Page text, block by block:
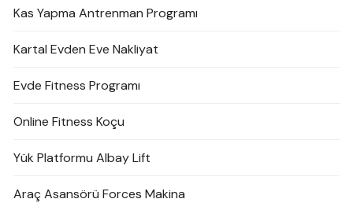
Kas Yapma Antrenman Programı
Kartal Evden Eve Nakliyat
Evde Fitness Programı
Online Fitness Koçu
Yük Platformu Albay Lift
Araç Asansörü Forces Makina